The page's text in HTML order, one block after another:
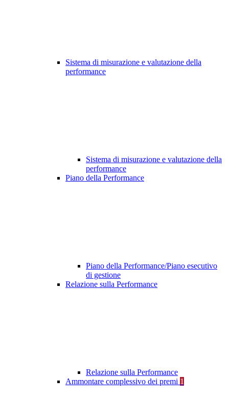
Sistema di misurazione e valutazione della
performance
Sistema di misurazione e valutazione della
performance
Piano della Performance
Piano della Performance/Piano esecutivo
di gestione
Relazione sulla Performance
Relazione sulla Performance
Ammontare complessivo dei premi 1